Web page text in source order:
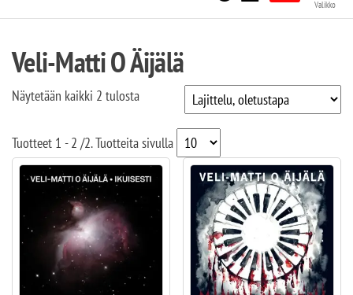
Valikko
Veli-Matti O Äijälä
Näytetään kaikki 2 tulosta
Tuotteet 1 - 2 /2. Tuotteita sivulla